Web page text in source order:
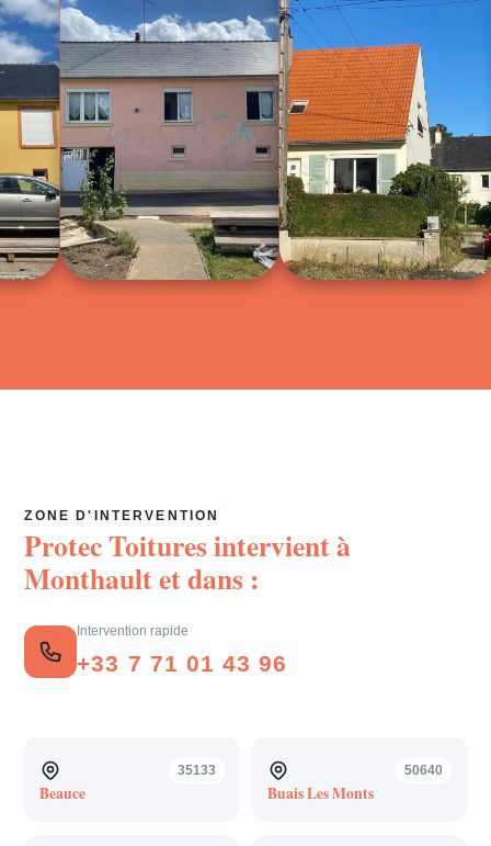
ZONE D'INTERVENTION
Protec Toitures intervient à
Monthaultet dans :
Intervention rapide
+33 7 71 01 43 96
35133
Beauce
50640
Buais Les Monts